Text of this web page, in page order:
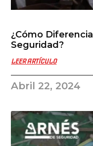
¿Cómo
Seguridad?
LEER ARTÍCULO
Abril 22, 2024